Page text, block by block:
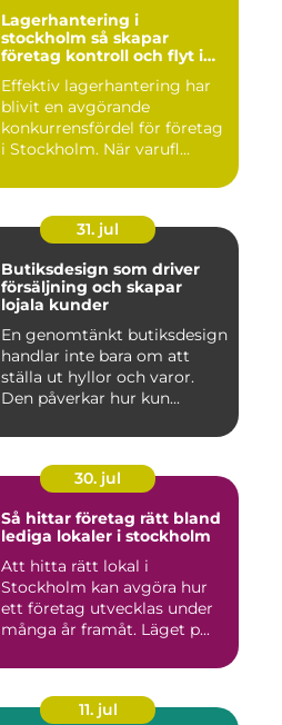
Lagerhantering i
stockholm så skapar
företag kontroll och flyt i
Effektiv lagerhantering har
blivit en avgörande
konkurrensfördel för företag
i Stockholm. När varufl...
31. jul
Butiksdesign som driver
försäljning och skapar
lojala kunder
En genomtänkt butiksdesign
handlar inte bara om att
ställa ut hyllor och varor.
Den påverkar hur kun...
30. jul
Så hittar företag rätt bland
lediga lokaler i stockholm
Att hitta rätt lokal i
Stockholm kan avgöra hur
ett företag utvecklas under
många år framåt. Läget p...
11. jul